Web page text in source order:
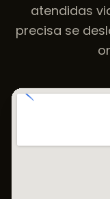
atendidas
precisa se